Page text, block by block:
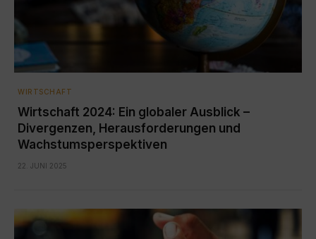
WIRTSCHAFT
Wirtschaft 2024: Ein globaler Ausblick –
Divergenzen, Herausforderungen und
Wachstumsperspektiven
22. JUNI 2025